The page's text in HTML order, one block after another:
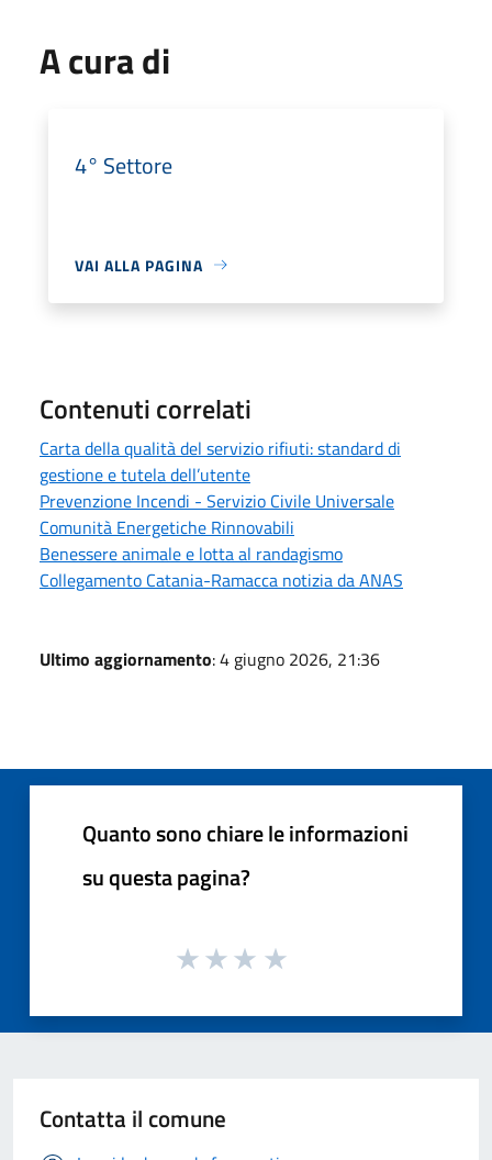
A cura di
4° Settore
VAI ALLA PAGINA
Contenuti correlati
Carta della qualità del servizio rifiuti: standard di
gestione e tutela dell’utente
Prevenzione Incendi - Servizio Civile Universale
Comunità Energetiche Rinnovabili
Benessere animale e lotta al randagismo
Collegamento Catania-Ramacca notizia da ANAS
Ultimo aggiornamento: 4 giugno 2026, 21:36
Quanto sono chiare le informazioni
su questa pagina?
Contatta il comune